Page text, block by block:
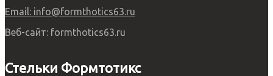
Email: info@formthotics63.ru
Веб-сайт: formthotics63.ru
Стельки Формтотикс